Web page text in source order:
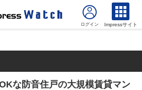
Impressサイト
な防音住戸の大規模賃貸マン